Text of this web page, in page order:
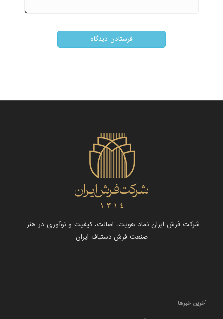
شرکت فرش ایران نماد هویت، اصالت، کیفیت و نوآوری در هنر-
صنعت فرش دستباف ایران
آخرین خبرها